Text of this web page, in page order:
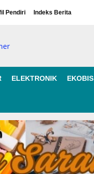
Pendiri Indeks Berita
ELEKTRONIK EKOBIS